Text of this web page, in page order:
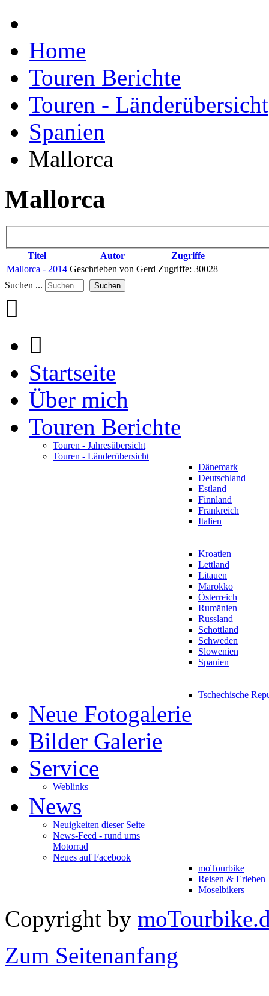
Home
Touren Berichte
Touren - Länderübersicht
Spanien
Mallorca
Mallorca
Titel Autor
Zugriffe
Mallorca - 2014 Geschrieben von Gerd Zugriffe: 30028
Suchen ...
Suchen
Startseite
Über mich
Touren Berichte
Touren - Jahresübersicht
Touren - Länderübersicht
Dänemark
Deutschland
Estland
Finnland
Frankreich
Italien
Kroatien
Lettland
Litauen
Marokko
Österreich
Rumänien
Russland
Schottland
Schweden
Slowenien
Spanien
Tschechische
Neue Fotogalerie
Bilder Galerie
Service
Weblinks
News
Neuigkeiten dieser Seite
News-Feed - rund ums
Motorrad
Neues auf Facebook
moTourbike
Reisen & Erleben
Moselbikers
Copyright by
Zum Seitenanfang